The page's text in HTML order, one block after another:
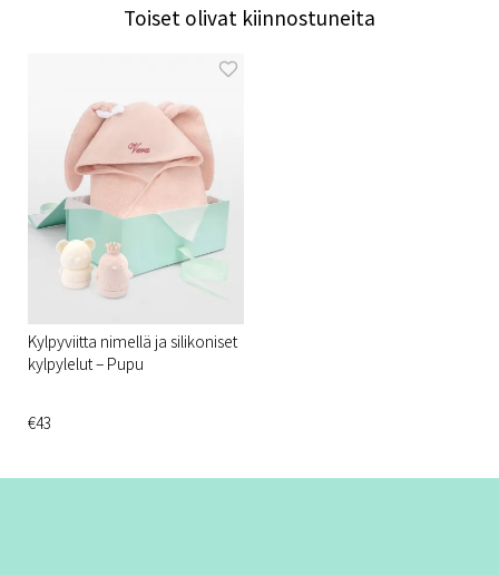
Toiset olivat kiinnostuneita
Kylpyviitta nimellä ja silikoniset
kylpylelut – Pupu
€43